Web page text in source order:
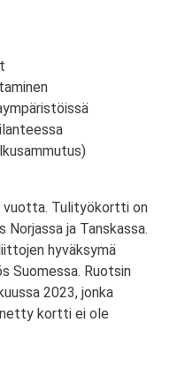
vuotta. Tulityökortti on
Norjassa ja Tanskassa.
hyväksymä
Suomessa. Ruotsin
2023, jonka
kortti ei ole